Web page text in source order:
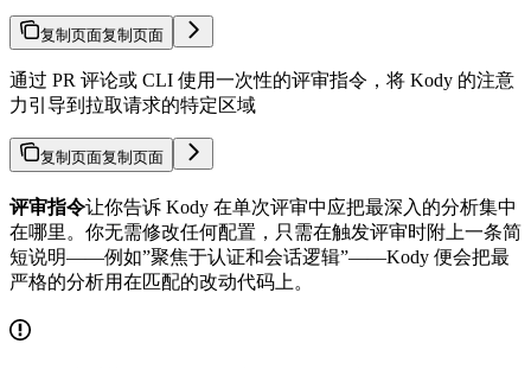
复制页面复制页面
通过 PR 评论或 CLI 使用一次性的评审指令，将 Kody 的注意
力引导到拉取请求的特定区域
复制页面复制页面
评审指令让你告诉 Kody 在单次评审中应把最深入的分析集中
在哪里。你无需修改任何配置，只需在触发评审时附上一条简
短说明——例如”聚焦于认证和会话逻辑”——Kody 便会把最
严格的分析用在匹配的改动代码上。